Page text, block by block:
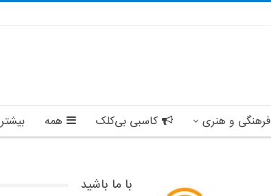
فرهنگی و هنری کاسبی بی‌کلک همه بیشتر
با ما باشید